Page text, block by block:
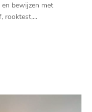
bewijzen met
rooktest,...